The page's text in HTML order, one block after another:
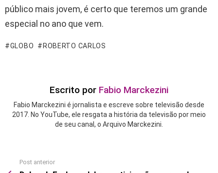
público mais jovem, é certo que teremos um grande
especial no ano que vem.
GLOBO ROBERTO CARLOS
Escrito por Fabio Marckezini
Fabio Marckezini é jornalista e escreve sobre televisão desde
2017. No YouTube, ele resgata a história da televisão por meio
de seu canal, o Arquivo Marckezini.
Post anterior